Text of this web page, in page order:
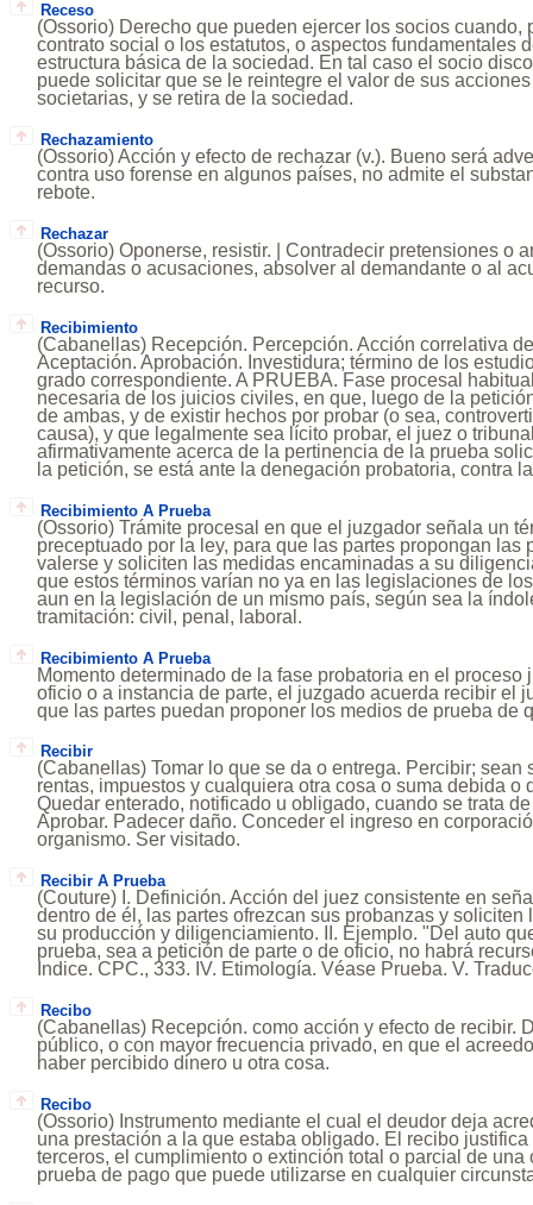
Receso
(Ossorio) Derecho que pueden ejercer los socios cuando,
contrato social o los estatutos, o aspectos fundamentales
estructura básica de la sociedad. En tal caso el socio
puede solicitar que se le reintegre el valor de sus
societarias, y se retira de la sociedad.
Rechazamiento
(Ossorio) Acción y efecto de rechazar (v.). Bueno será
contra uso forense en algunos países, no admite el
rebote.
Rechazar
(Ossorio) Oponerse, resistir. | Contradecir pretensiones o
demandas o acusaciones, absolver al demandante o al
recurso.
Recibimiento
(Cabanellas) Recepción. Percepción. Acción correlativa
Aceptación. Aprobación. Investidura; término de los
grado correspondiente. A PRUEBA. Fase procesal
necesaria de los juicios civiles, en que, luego de la
de ambas, y de existir hechos por probar (o sea,
causa), y que legalmente sea lícito probar, el juez o
afirmativamente acerca de la pertinencia de la prueba
la petición, se está ante la denegación probatoria, contra
Recibimiento A Prueba
(Ossorio) Trámite procesal en que el juzgador señala un
preceptuado por la ley, para que las partes propongan las
valerse y soliciten las medidas encaminadas a su
que estos términos varían no ya en las legislaciones de
aun en la legislación de un mismo país, según sea la
tramitación: civil, penal, laboral.
Recibimiento A Prueba
Momento determinado de la fase probatoria en el proceso
oficio o a instancia de parte, el juzgado acuerda recibir el
que las partes puedan proponer los medios de prueba de
Recibir
(Cabanellas) Tomar lo que se da o entrega. Percibir; sean
rentas, impuestos y cualquiera otra cosa o suma debida o
Quedar enterado, notificado u obligado, cuando se trata
Aprobar. Padecer daño. Conceder el ingreso en
organismo. Ser visitado.
Recibir A Prueba
(Couture) I. Definición. Acción del juez consistente en
dentro de él, las partes ofrezcan sus probanzas y soliciten
su producción y diligenciamiento. II. Ejemplo. "Del auto
prueba, sea a petición de parte o de oficio, no habrá
Indice. CPC., 333. IV. Etimología. Véase Prueba. V.
Recibo
(Cabanellas) Recepción. como acción y efecto de recibir.
público, o con mayor frecuencia privado, en que el
haber percibido dinero u otra cosa.
Recibo
(Ossorio) Instrumento mediante el cual el deudor deja
una prestación a la que estaba obligado. El recibo
terceros, el cumplimiento o extinción total o parcial de
prueba de pago que puede utilizarse en cualquier